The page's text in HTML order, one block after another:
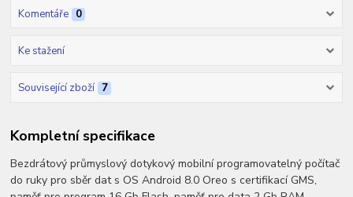
Komentáře 0
Ke stažení
Související zboží 7
Kompletní specifikace
Bezdrátový průmyslový dotykový mobilní programovatelný počítač
do ruky pro sběr dat s OS Android 8.0 Oreo s certifikací GMS,